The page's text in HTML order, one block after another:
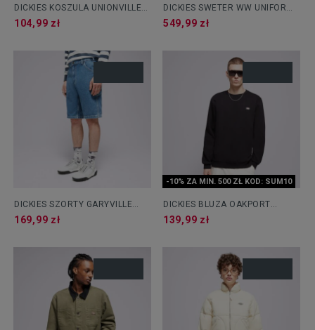
DICKIES KOSZULA UNIONVILLE
GD WORK SHIRT SS
104,99 zł
DICKIES SWETER WW UNIFORM
SWEATER
549,99 zł
DICKIES SZORTY GARYVILLE
DNM SHORT
169,99 zł
-10% ZA MIN. 500 ZŁ KOD: SUM10
DICKIES BLUZA OAKPORT
SWEATSHIRT
139,99 zł